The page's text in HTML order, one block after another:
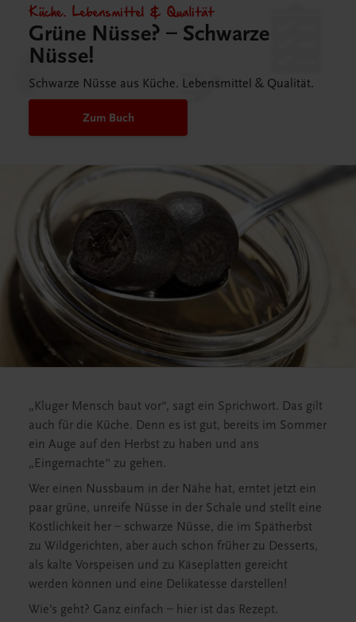
Küche. Lebensmittel & Qualität
Grüne Nüsse? – Schwarze
Nüsse!
Schwarze Nüsse aus Küche. Lebensmittel & Qualität.
Zum Buch
„Kluger Mensch baut vor“, sagt ein Sprichwort. Das gilt
auch für die Küche. Denn es ist gut, bereits im Sommer
ein Auge auf den Herbst zu haben und ans
„Eingemachte“ zu gehen.
Wer einen Nussbaum in der Nähe hat, erntet jetzt ein
paar grüne, unreife Nüsse in der Schale und stellt eine
Köstlichkeit her – schwarze Nüsse, die im Spätherbst
zu Wildgerichten, aber auch schon früher zu Desserts,
als kalte Vorspeisen und zu Käseplatten gereicht
werden können und eine Delikatesse darstellen!
Wie’s geht? Ganz einfach – hier ist das Rezept.